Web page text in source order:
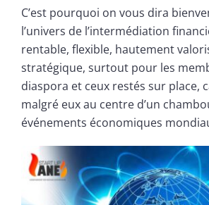
C’est pourquoi on vous dira
l’univers de l’intermédiation
rentable, flexible, hautement
stratégique, surtout pour les
diaspora et ceux restés sur place,
malgré eux au centre d’un
événements économiques